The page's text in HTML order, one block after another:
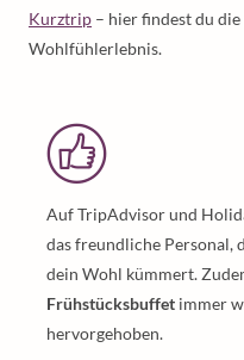
Kurztrip – hier findest du
Wohlfühlerlebnis.
Auf TripAdvisor und
das freundliche Personal,
dein Wohl kümmert.
Frühstücksbuffet immer
hervorgehoben.